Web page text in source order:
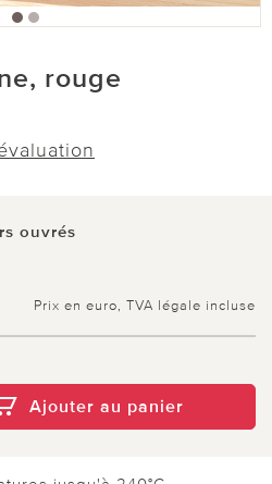
rouge
ouvrés
Prix en euro, TVA légale incluse
Ajouter au panier